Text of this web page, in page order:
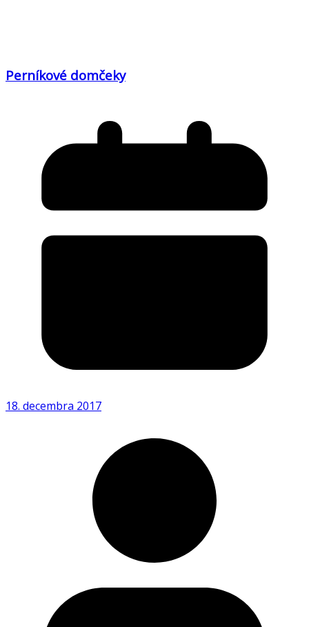
Perníkové domčeky
18. decembra 2017